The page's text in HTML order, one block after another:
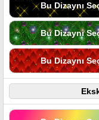
Bu Dizaynı
Bu Dizaynı
Bu Dizaynı